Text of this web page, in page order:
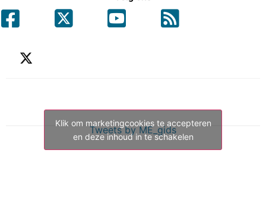
Tweets by ME_gids
Klik om marketingcookies te accepteren
en deze inhoud in te schakelen